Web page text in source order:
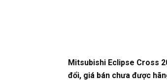
Mitsubishi Eclipse Cross
đổi, giá bán chưa được